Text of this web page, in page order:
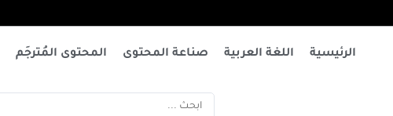
الرئيسية اللغة العربية صناعة المحتوى المحتوى المُترجَم